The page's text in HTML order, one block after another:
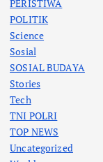
PERISTIWA
POLITIK
Science
Sosial
SOSIAL BUDAYA
Stories
Tech
TNI POLRI
TOP NEWS
Uncategorized